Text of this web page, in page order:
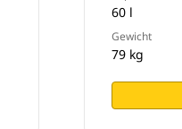
60 l
Gewicht
79 kg